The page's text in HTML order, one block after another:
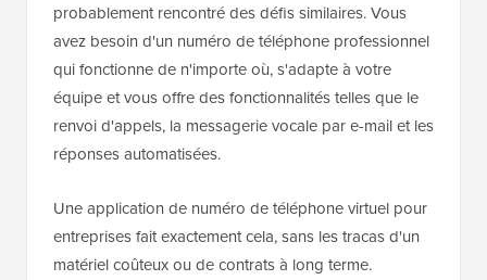
probablement rencontré des défis similaires. Vous
avez besoin d'un numéro de téléphone professionnel
qui fonctionne de n'importe où, s'adapte à votre
équipe et vous offre des fonctionnalités telles que le
renvoi d'appels, la messagerie vocale par e-mail et les
réponses automatisées.
Une application de numéro de téléphone virtuel pour
entreprises fait exactement cela, sans les tracas d'un
matériel coûteux ou de contrats à long terme.